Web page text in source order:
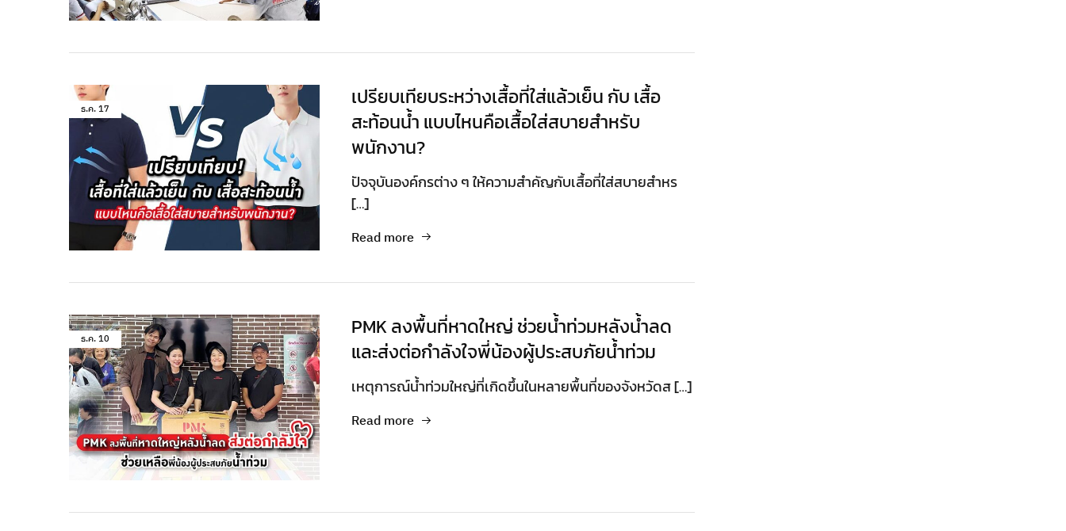
ธ.ค.17
เปรียบเทียบระหว่างเสื้อที่ใส่แล้วเย็น กับ เสื้อ
สะท้อนน้ำ แบบไหนคือเสื้อใส่สบายสำหรับ
พนักงาน?
ปัจจุบันองค์กรต่าง ๆ ให้ความสำคัญกับเสื้อที่ใส่สบายสำหร
[…]
Read more
ธ.ค.10
PMK ลงพื้นที่หาดใหญ่ ช่วยน้ำท่วมหลังน้ำลด
และส่งต่อกำลังใจพี่น้องผู้ประสบภัยน้ำท่วม
เหตุการณ์น้ำท่วมใหญ่ที่เกิดขึ้นในหลายพื้นที่ของจังหวัดส […]
Read more